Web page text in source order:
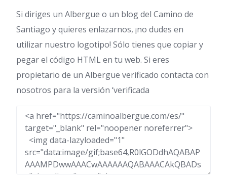
Si diriges un Albergue o un blog del Camino de
Santiago y quieres enlazarnos, ¡no dudes en
utilizar nuestro logotipo! Sólo tienes que copiar y
pegar el código HTML en tu web. Si eres
propietario de un Albergue verificado contacta con
nosotros para la versión ‘verificada